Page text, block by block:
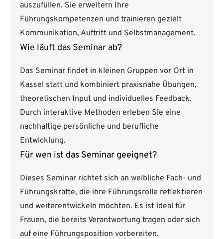
auszufüllen. Sie erweitern Ihre
Führungskompetenzen und trainieren gezielt
Kommunikation, Auftritt und Selbstmanagement.
Wie läuft das Seminar ab?
Das Seminar findet in kleinen Gruppen vor Ort in
Kassel statt und kombiniert praxisnahe Übungen,
theoretischen Input und individuelles Feedback.
Durch interaktive Methoden erleben Sie eine
nachhaltige persönliche und berufliche
Entwicklung.
Für wen ist das Seminar geeignet?
Dieses Seminar richtet sich an weibliche Fach- und
Führungskräfte, die ihre Führungsrolle reflektieren
und weiterentwickeln möchten. Es ist ideal für
Frauen, die bereits Verantwortung tragen oder sich
auf eine Führungsposition vorbereiten.